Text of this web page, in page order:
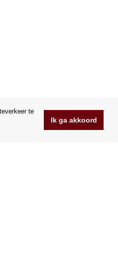
te
Ik ga akkoord